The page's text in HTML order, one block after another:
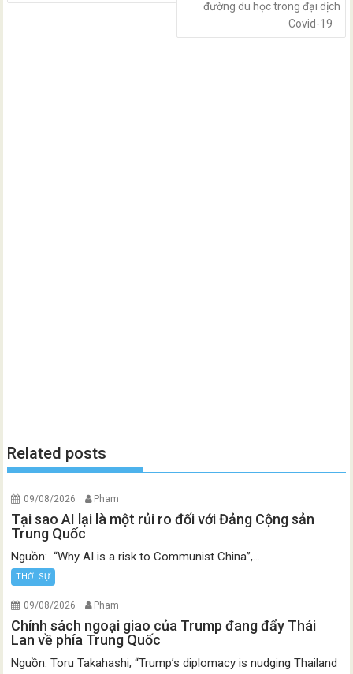
đường du học trong đại dịch
Covid-19
Related posts
09/08/2026 Pham
Tại sao AI lại là một rủi ro đối với Đảng Cộng sản
Trung Quốc
Nguồn: “Why AI is a risk to Communist China”,...
THỜI SỰ
09/08/2026 Pham
Chính sách ngoại giao của Trump đang đẩy Thái
Lan về phía Trung Quốc
Nguồn: Toru Takahashi, “Trump’s diplomacy is nudging Thailand